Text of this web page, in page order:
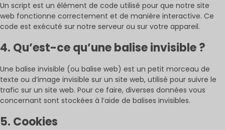
Un script est un élément de code utilisé pour que notre site
web fonctionne correctement et de manière interactive. Ce
code est exécuté sur notre serveur ou sur votre appareil.
4. Qu’est-ce qu’une balise invisible ?
Une balise invisible (ou balise web) est un petit morceau de
texte ou d’image invisible sur un site web, utilisé pour suivre le
trafic sur un site web. Pour ce faire, diverses données vous
concernant sont stockées à l’aide de balises invisibles.
5. Cookies